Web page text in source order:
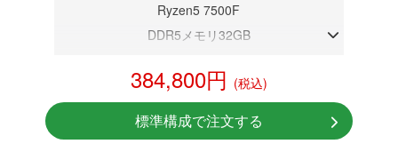
Ryzen5 7500F
DDR5メモリ32GB
NVMeSSD 1TB
無線LAN Bluetooth対応
Windows11 Home 64bit
384,800円 (税込)
標準構成で注文する